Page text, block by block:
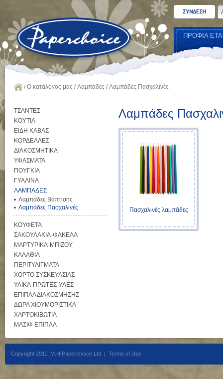
ΠΡΟΦΙΛ
/Ο κατάλογος μας /Λαμπάδες /Λαμπάδες Πασχαλινές
ΤΣΑΝΤΕΣ
ΚΟΥΤΙΑ
ΕΙΔΗ ΚΑΒΑΣ
ΚΟΡΔΕΛΛΕΣ
ΔΙΑΚΟΣΜΗΤΙΚΑ
ΥΦΑΣΜΑΤΑ
ΠΟΥΓΚΙΑ
ΓΥΑΛΙΝΑ
ΛΑΜΠΑΔΕΣ
Λαμπάδες Βάπτισης
Λαμπάδες Πασχαλινές
ΚΟΥΦΕΤΑ
ΣΑΚΟΥΛΑΚΙΑ-ΦΑΚΕΛΑ
ΜΑΡΤΥΡΙΚΑ-ΜΠΙΖΟΥ
ΚΑΛΑΘΙΑ
ΠΕΡΙΤΥΛΙΓΜΑΤΑ
ΧΟΡΤΟ ΣΥΣΚΕΥΑΣΙΑΣ
ΥΛΙΚΑ-ΠΡΩΤΕΣ`ΥΛΕΣ
ΕΠΙΠΛΑ ΔΙΑΚΟΣΜΗΣΗΣ
ΔΩΡΑ ΧΙΟΥΜΟΡΙΣΤΙΚΑ
ΧΑΡΤΟΚΙΒΩΤΙΑ
ΜΑΣΙΦ ΕΠΙΠΛΑ
Λαμπάδες
Πασχαλινές λαμπάδες
Copyright 2011, M.H Paperchoice Ltd | Terms of Use